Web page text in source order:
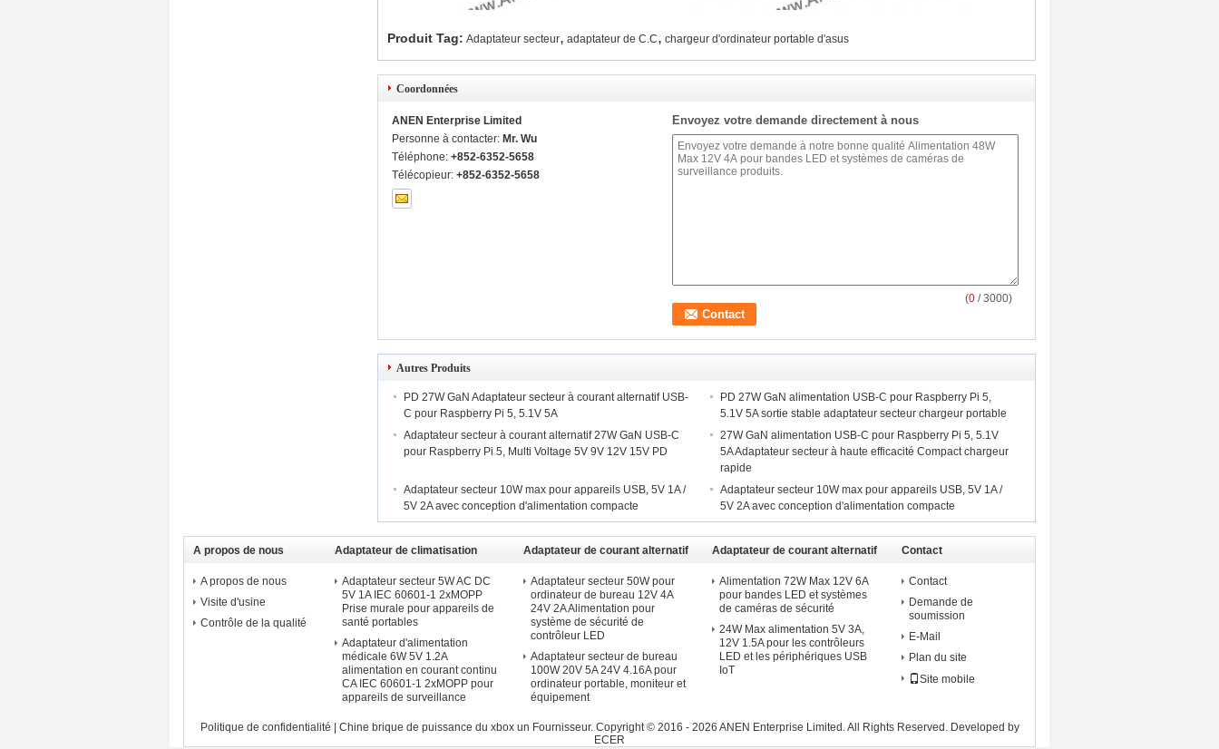
Produit Tag: Adaptateur secteur, adaptateur de C.C, chargeur d'ordinateur portable d'asus
Coordonnées
ANEN Enterprise Limited
Personne à contacter: Mr. Wu
Téléphone: +852-6352-5658
Télécopieur: +852-6352-5658
Envoyez votre demande directement à nous
(0 / 3000)
Autres Produits
PD 27W GaN Adaptateur secteur à courant alternatif USB-
C pour Raspberry Pi 5, 5.1V 5A
PD 27W GaN alimentation USB-C pour Raspberry Pi 5,
5.1V 5A sortie stable adaptateur secteur chargeur portable
Adaptateur secteur à courant alternatif 27W GaN USB-C
pour Raspberry Pi 5, Multi Voltage 5V 9V 12V 15V PD
27W GaN alimentation USB-C pour Raspberry Pi 5, 5.1V
5A Adaptateur secteur à haute efficacité Compact chargeur
rapide
Adaptateur secteur 10W max pour appareils USB, 5V 1A /
5V 2A avec conception d'alimentation compacte
Adaptateur secteur 10W max pour appareils USB, 5V 1A /
5V 2A avec conception d'alimentation compacte
A propos de nous
A propos de nous
Visite d'usine
Contrôle de la qualité
Adaptateur de climatisation
médical - monture murale
Adaptateur secteur 5W AC DC
5V 1A IEC 60601-1 2xMOPP
Prise murale pour appareils de
santé portables
Adaptateur d'alimentation
médicale 6W 5V 1.2A
alimentation en courant continu
CA IEC 60601-1 2xMOPP pour
appareils de surveillance
Adaptateur de courant alternatif
standard - Bureau
Adaptateur secteur 50W pour
ordinateur de bureau 12V 4A
24V 2A Alimentation pour
système de sécurité de
contrôleur LED
Adaptateur secteur de bureau
100W 20V 5A 24V 4.16A pour
ordinateur portable, moniteur et
équipement
Adaptateur de courant alternatif
standard - monture murale
Alimentation 72W Max 12V 6A
pour bandes LED et systèmes
de caméras de sécurité
24W Max alimentation 5V 3A,
12V 1.5A pour les contrôleurs
LED et les périphériques USB
IoT
Contact
Contact
Demande de
soumission
E-Mail
Plan du site
Site mobile
Politique de confidentialité Chine brique de puissance du xbox un Fournisseur. Copyright © 2016 - 2026 ANEN Enterprise Limited. All Rights Reserved. Developed by
ECER